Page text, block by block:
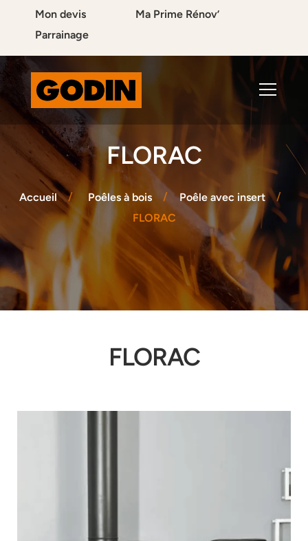
Mon devis
Ma Prime Rénov’
Parrainage
FLORAC
Accueil Poêles à bois
Poêle avec insert
FLORAC
FLORAC